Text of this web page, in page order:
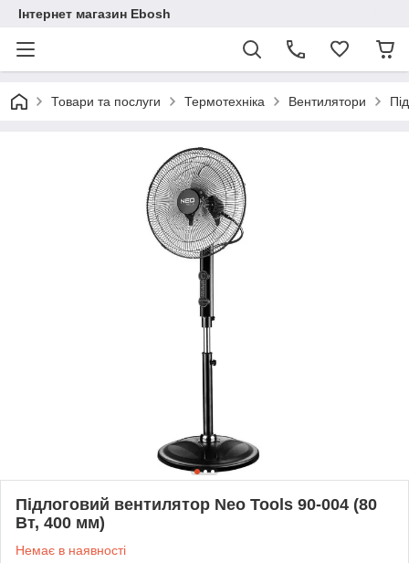
Інтернет магазин Ebosh
Товари та послуги Термотехніка Вентилятори
Підлоговий вентилятор Neo Tools 90-004 (80
Вт, 400 мм)
Немає в наявності